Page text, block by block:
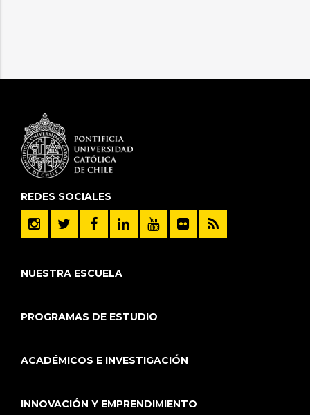
REDES SOCIALES
NUESTRA ESCUELA
PROGRAMAS DE ESTUDIO
ACADÉMICOS E INVESTIGACIÓN
INNOVACIÓN Y EMPRENDIMIENTO